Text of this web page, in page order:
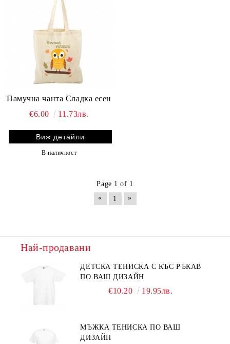
Памучна чанта Сладка есен
€6.00
11.73лв.
Виж детайли
В наличност
Page 1 of 1
«
1 »
Най-продавани
ДЕТСКА ТЕНИСКА С КЪС РЪКАВ
ПО ВАШ ДИЗАЙН
€10.20 19.95лв.
МЪЖКА ТЕНИСКА ПО ВАШ
ДИЗАЙН